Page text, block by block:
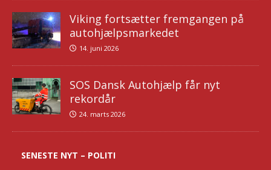
Viking fortsætter fremgangen på
autohjælpsmarkedet
14. juni 2026
SOS Dansk Autohjælp får nyt
rekordår
24. marts 2026
SENESTE NYT – POLITI